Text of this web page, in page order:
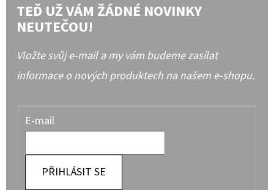
TEĎ UŽ VÁM ŽÁDNÉ NOVINKY
NEUTEČOU!
Vložte svůj e-mail a my vám budeme zasílat
informace o nových produktech na našem e-shopu.
E-mail
PŘIHLÁSIT SE